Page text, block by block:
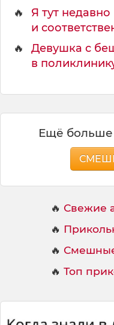
🔥
Я тут
и
🔥
Девушка с
в
Ещё больше
🔥 Свежие
🔥
🔥
🔥 Топ